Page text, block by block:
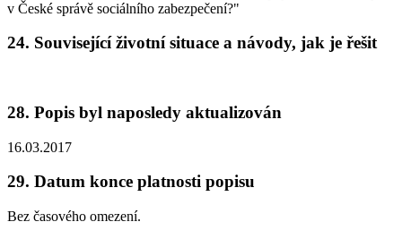
v České správě sociálního zabezpečení?"
24. Související životní situace a návody, jak je řešit
28. Popis byl naposledy aktualizován
16.03.2017
29. Datum konce platnosti popisu
Bez časového omezení.